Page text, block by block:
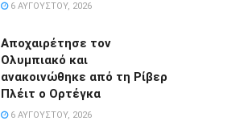
6 ΑΥΓΟΎΣΤΟΥ, 2026
Αποχαιρέτησε τον
Ολυμπιακό και
ανακοινώθηκε από τη Ρίβερ
Πλέιτ ο Ορτέγκα
6 ΑΥΓΟΎΣΤΟΥ, 2026